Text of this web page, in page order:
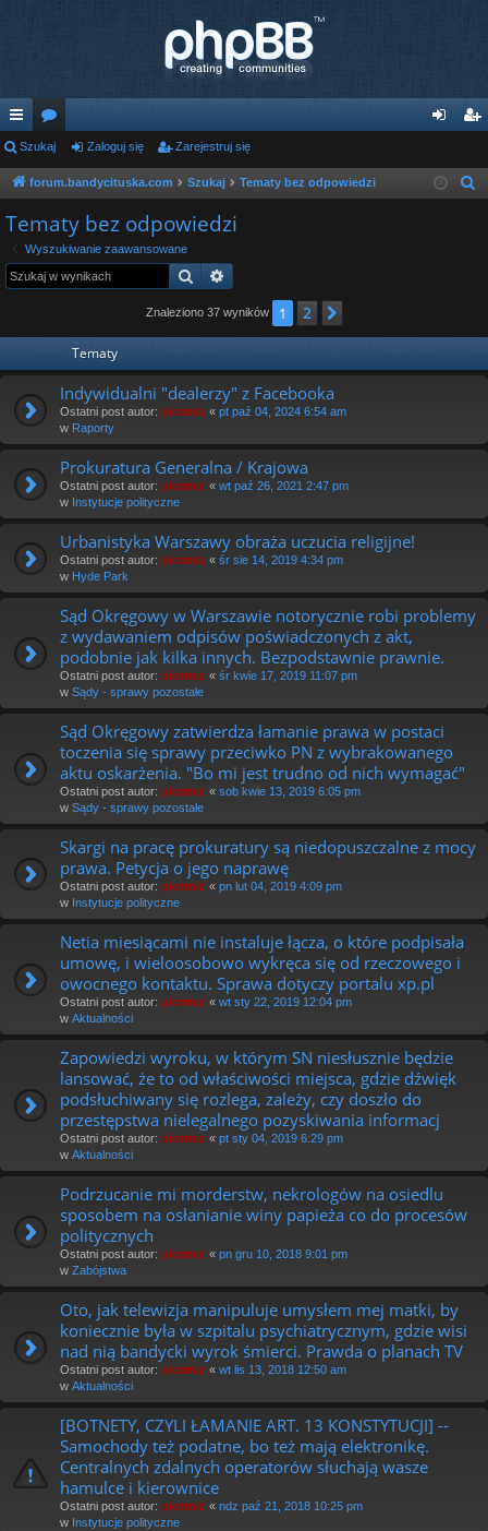
ię
ce
j
…
or
a og ej
Szukaj Zaloguj się Zarejestruj się
forum.bandycituska.com Szukaj Tematy bez odpowiedzi
Tematy bez odpowiedzi
Wyszukiwanie zaawansowane
Szukaj
Znaleziono 37 wyników 1 2
Tematy
Indywidualni "dealerzy" z Facebooka
Ostatni post autor: piotrniz « pt paź 04, 2024 6:54 am
w Raporty
Prokuratura Generalna / Krajowa
Ostatni post autor: piotrniz « wt paź 26, 2021 2:47 pm
w Instytucje polityczne
Urbanistyka Warszawy obraża uczucia religijne!
Ostatni post autor: piotrniz « śr sie 14, 2019 4:34 pm
w Hyde Park
Sąd Okręgowy w Warszawie notorycznie robi problemy
z wydawaniem odpisów poświadczonych z akt,
podobnie jak kilka innych. Bezpodstawnie prawnie.
Ostatni post autor: piotrniz « śr kwie 17, 2019 11:07 pm
w Sądy - sprawy pozostałe
Sąd Okręgowy zatwierdza łamanie prawa w postaci
toczenia się sprawy przeciwko PN z wybrakowanego
aktu oskarżenia. "Bo mi jest trudno od nich wymagać"
Ostatni post autor: piotrniz « sob kwie 13, 2019 6:05 pm
w Sądy - sprawy pozostałe
Skargi na pracę prokuratury są niedopuszczalne z mocy
prawa. Petycja o jego naprawę
Ostatni post autor: piotrniz « pn lut 04, 2019 4:09 pm
w Instytucje polityczne
Netia miesiącami nie instaluje łącza, o które podpisała
umowę, i wieloosobowo wykręca się od rzeczowego i
owocnego kontaktu. Sprawa dotyczy portalu xp.pl
Ostatni post autor: piotrniz « wt sty 22, 2019 12:04 pm
w Aktualności
Zapowiedzi wyroku, w którym SN niesłusznie będzie
lansować, że to od właściwości miejsca, gdzie dźwięk
podsłuchiwany się rozlega, zależy, czy doszło do
przestępstwa nielegalnego pozyskiwania informacj
Ostatni post autor: piotrniz « pt sty 04, 2019 6:29 pm
w Aktualności
Podrzucanie mi morderstw, nekrologów na osiedlu
sposobem na osłanianie winy papieża co do procesów
politycznych
Ostatni post autor: piotrniz « pn gru 10, 2018 9:01 pm
w Zabójstwa
Oto, jak telewizja manipuluje umysłem mej matki, by
koniecznie była w szpitalu psychiatrycznym, gdzie wisi
nad nią bandycki wyrok śmierci. Prawda o planach TV
Ostatni post autor: piotrniz « wt lis 13, 2018 12:50 am
w Aktualności
[BOTNETY, CZYLI ŁAMANIE ART. 13 KONSTYTUCJI] --
Samochody też podatne, bo też mają elektronikę.
Centralnych zdalnych operatorów słuchają wasze
hamulce i kierownice
Ostatni post autor: piotrniz « ndz paź 21, 2018 10:25 pm
w Instytucje polityczne